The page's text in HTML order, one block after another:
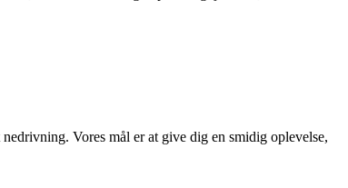
Vores mål er at give dig en smidig oplevelse,